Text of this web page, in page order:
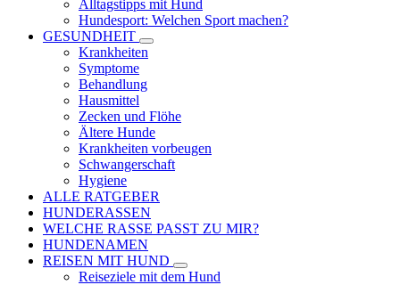
Alltagstipps mit Hund
Hundesport: Welchen Sport machen?
GESUNDHEIT
Krankheiten
Symptome
Behandlung
Hausmittel
Zecken und Flöhe
Ältere Hunde
Krankheiten vorbeugen
Schwangerschaft
Hygiene
ALLE RATGEBER
HUNDERASSEN
WELCHE RASSE PASST ZU MIR?
HUNDENAMEN
REISEN MIT HUND
Reiseziele mit dem Hund